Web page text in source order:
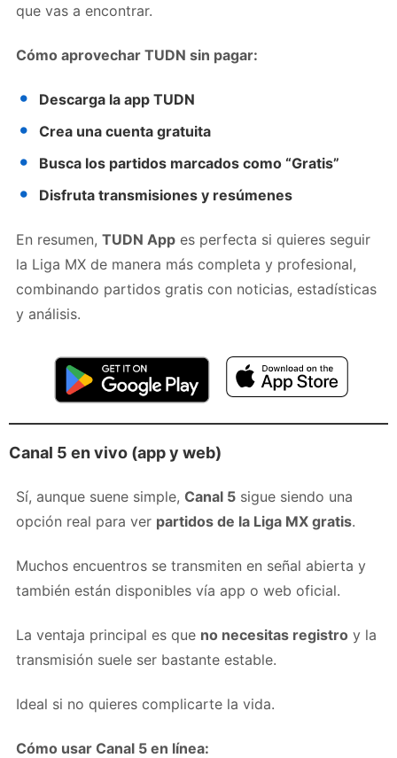
que vas a encontrar.
Cómo aprovechar TUDN sin pagar:
Descarga la app TUDN
Crea una cuenta gratuita
Busca los partidos marcados como “Gratis”
Disfruta transmisiones y resúmenes
En resumen, TUDN App es perfecta si quieres seguir
la Liga MX de manera más completa y profesional,
combinando partidos gratis con noticias, estadísticas
y análisis.
Canal 5 en vivo (app y web)
Sí, aunque suene simple, Canal 5 sigue siendo una
opción real para ver partidos de la Liga MX gratis.
Muchos encuentros se transmiten en señal abierta y
también están disponibles vía app o web oficial.
La ventaja principal es que no necesitas registro y la
transmisión suele ser bastante estable.
Ideal si no quieres complicarte la vida.
Cómo usar Canal 5 en línea: